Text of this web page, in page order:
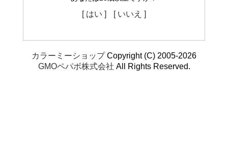
[ はい ] [ いいえ ]
カラーミーショップCopyright (C) 2005-2026
GMOペパボ株式会社 All Rights Reserved.